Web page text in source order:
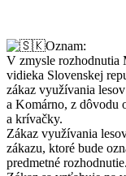
Oznam:
V zmysle rozhodnutia
vidieka Slovenskej
zákaz využívania
a Komárno, z dôvodu
a krívačky.
Zákaz využívania
zákazu, ktoré bude
predmetné rozhodnutie.